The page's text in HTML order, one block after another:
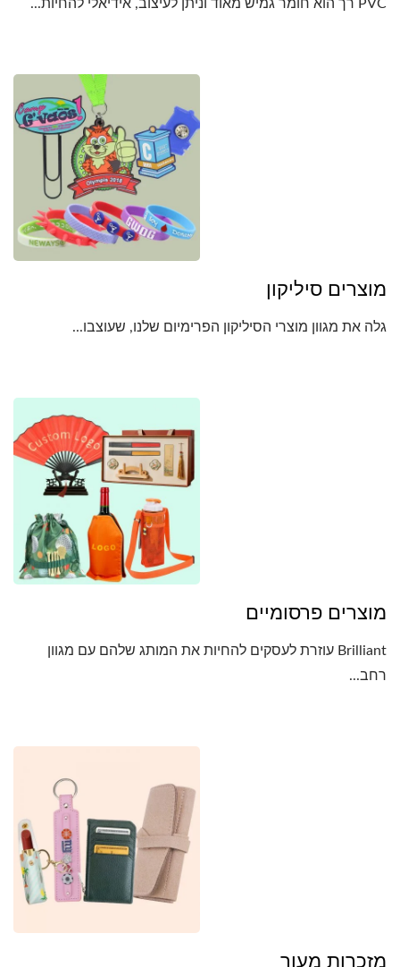
PVC רך הוא חומר גמיש מאוד וניתן לעיצוב, אידיאלי להחיות...
מוצרים סיליקון
גלה את מגוון מוצרי הסיליקון הפרימיום שלנו, שעוצבו...
מוצרים פרסומיים
Brilliant עוזרת לעסקים להחיות את המותג שלהם עם מגוון
רחב...
מזכרות מעור